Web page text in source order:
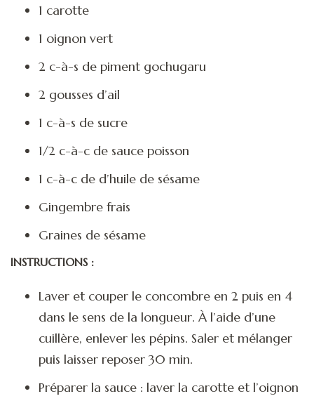
1 carotte
1 oignon vert
2 c-à-s de piment gochugaru
2 gousses d’ail
1 c-à-s de sucre
1/2 c-à-c de sauce poisson
1 c-à-c de d’huile de sésame
Gingembre frais
Graines de sésame
INSTRUCTIONS :
Laver et couper le concombre en 2 puis en 4
dans le sens de la longueur. À l’aide d’une
cuillère, enlever les pépins. Saler et mélanger
puis laisser reposer 30 min.
Préparer la sauce : laver la carotte et l’oignon